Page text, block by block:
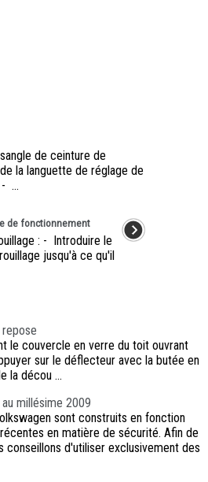
de ceinture de
la languette de réglage de
- ...
de fonctionnement
: - Introduire le
jusqu'à ce qu'il
le couvercle en verre du toit ouvrant
sur le déflecteur avec la butée en
la décou ...
millésime 2009
sont construits en fonction
en matière de sécurité. Afin de
conseillons d'utiliser exclusivement des